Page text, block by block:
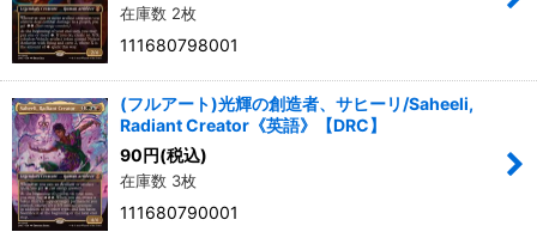
在庫数 2枚
111680798001
(フルアート)光輝の創造者、サヒーリ/Saheeli,
Radiant Creator《英語》【DRC】
90円(税込)
在庫数 3枚
111680790001